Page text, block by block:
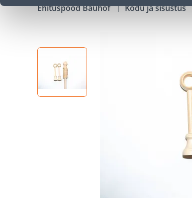
Ehituspood Bauhof Kodu ja sisustus